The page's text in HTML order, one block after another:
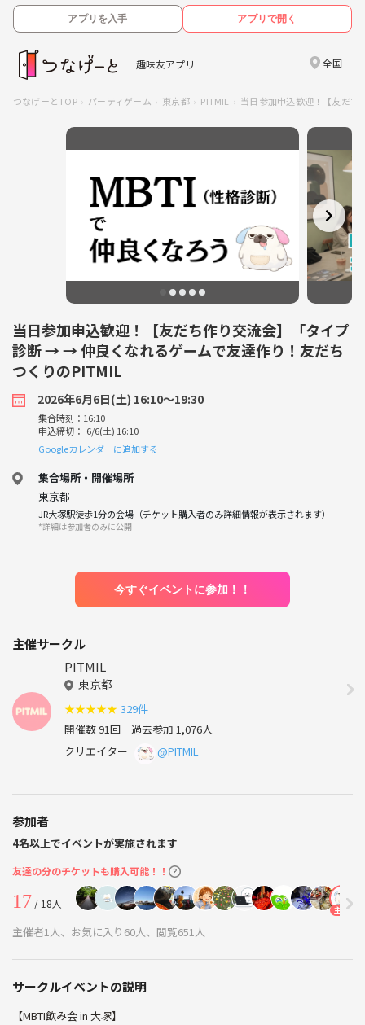
アプリを入手 アプリで開く
趣味友アプリ 全国
つなげーとTOP パーティゲーム 東京都 PITMIL 当日参加申込歓迎！【友だ
当日参加申込歓迎！【友だち作り交流会】「タイプ
診断 → → 仲良くなれるゲームで友達作り！友だち
つくりのPITMIL
2026年6月6日(土) 16:10〜19:30
集合時刻：16:10
申込締切： 6/6(土) 16:10
Googleカレンダーに追加する
集合場所・開催場所
東京都
JR大塚駅徒歩1分の会場（チケット購入者のみ詳細情報が表示されます）
*詳細は参加者のみに公開
今すぐイベントに参加！！
主催サークル
PITMIL
東京都
★★★★★ 329件
開催数 91回 過去参加 1,076人
クリエイター
@PITMIL
参加者
4名以上でイベントが実施されます
友達の分のチケットも購入可能！！
17/ 18人 主催
主催者1人、お気に入り60人、閲覧651人
サークルイベントの説明
【MBTI飲み会 in 大塚】